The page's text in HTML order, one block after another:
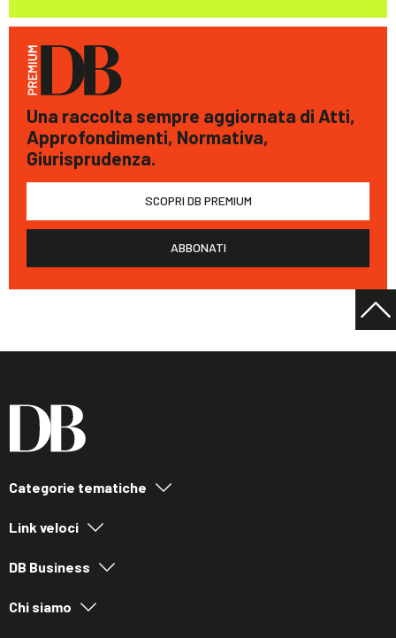
Una raccolta sempre aggiornata di Atti,
Approfondimenti, Normativa,
Giurisprudenza.
SCOPRI DB PREMIUM
ABBONATI
Categorie tematiche
Link veloci
DB Business
Chi siamo